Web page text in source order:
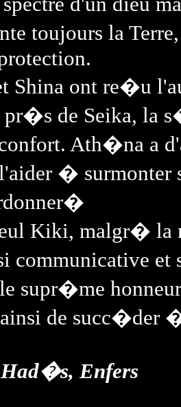
toujours la
Shina ont re�u
pr�s de Seika, la
Ath�na a
� surmonter
Kiki, malgr�
communicative
supr�me
de succ�der
Enfers